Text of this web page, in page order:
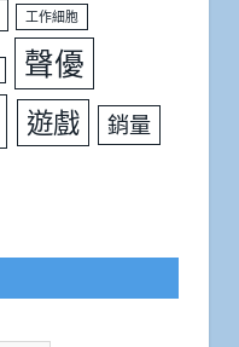
工作細胞
聲優
遊戲 銷量